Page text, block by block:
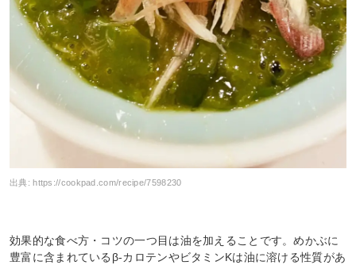
出典:https://cookpad.com/recipe/7598230
効果的な食べ方・コツの一つ目は油を加えることです。めかぶに
豊富に含まれているβ-カロテンやビタミンKは油に溶ける性質があ